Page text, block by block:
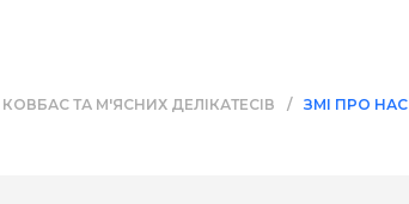
ТА М'ЯСНИХ ДЕЛІКАТЕСІВ / ЗМІ ПРО НАС